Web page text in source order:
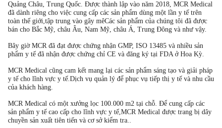
Quảng Châu, Trung Quốc. Được thành lập vào năm 2018, MCR Medical
đã dành riêng cho việc cung cấp các sản phẩm dùng một lần y tế trên
toàn thế giới,tập trung vào gây mêCác sản phẩm của chúng tôi đã được
bán cho Bắc Mỹ, châu Âu, Nam Mỹ, châu Á, Trung Đông và như vậy.
Bây giờ MCR đã đạt được chứng nhận GMP, ISO 13485 và nhiều sản
phẩm y tế đã nhận được chứng chỉ CE và đăng ký tại FDA ở Hoa Kỳ.
MCR Medical cũng cam kết mang lại các sản phẩm sáng tạo và giải pháp
y tế cho lĩnh vực y tế.Dịch vụ quản lý để phục vụ tiếp thị y tế và nhu cầu
của khách hàng.
MCR Medical có một xưởng lọc 100.000 m2 tại chỗ. Để cung cấp các
sản phẩm y tế cao cấp cho lĩnh vực y tế,MCR Medical được trang bị dây
chuyền sản xuất tiên tiến và cơ sở kiểm tra..